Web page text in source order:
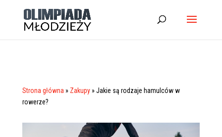
Strona główna » Zakupy»Jakie są rodzaje hamulców w
rowerze?